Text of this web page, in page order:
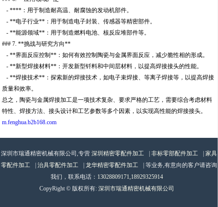
- ****：用于制造耐高温、耐腐蚀的发动机部件。
- **电子行业**：用于制造电子封装、传感器等精密部件。
- **能源领域**：用于制造燃料电池、核反应堆部件等。
### 7. **挑战与研究方向**
- **界面反应控制**：如何有效控制陶瓷与金属界面反应，减少脆性相的形成。
- **新型焊接材料**：开发新型钎料和中间层材料，以提高焊接接头的性能。
- **焊接技术**：探索新的焊接技术，如电子束焊接、等离子焊接等，以提高焊接
质量和效率。
总之，陶瓷与金属焊接加工是一项技术复杂、要求严格的工艺，需要综合考虑材料
特性、焊接方法、接头设计和工艺参数等多个因素，以实现高性能的焊接接头。
m.fenghua.b2b168.com
深圳市瑞通精密机械有限公司,专营 深圳精密零配件加工 非标零部配件加工
家具
零配件加工
治具零配件加工 龙华精密零配件加工
| 等业务,有意向的客户请咨询
我们，联系电话： 13028809171,18929325914
CopyRight © 版权所有: 深圳市瑞通精密机械有限公司